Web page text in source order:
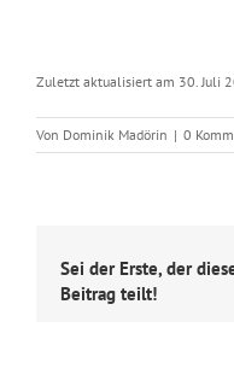
Zuletzt aktualisiert am 30. Juli
Von Dominik Madörin | 0
Sei der Erste, der
Beitrag teilt!